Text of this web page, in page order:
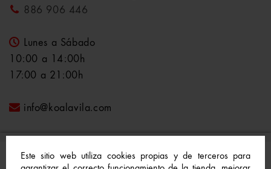
Este sitio web utiliza cookies propias y de terceros para
886 906 446
Lunes a Sábado
10:00 a 14:00h
17:00 a 21:00h
info@koalavila.com